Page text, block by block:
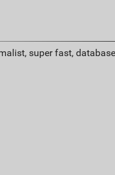
super fast,